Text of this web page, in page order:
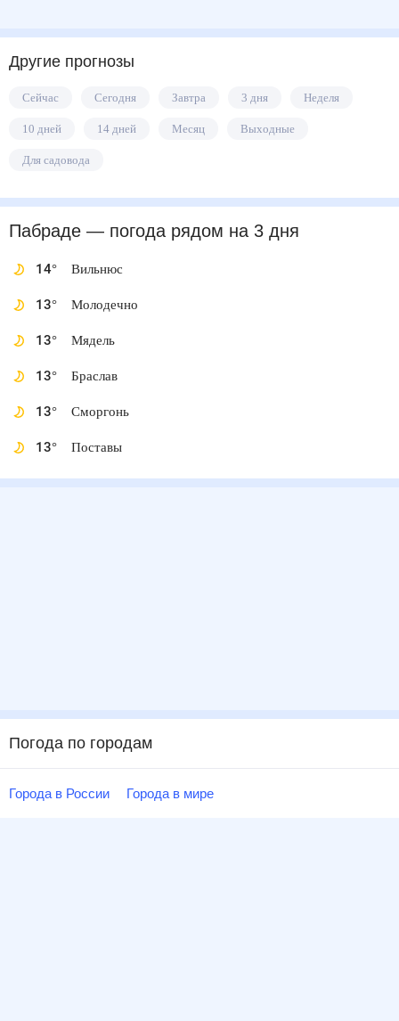
Другие прогнозы
Сейчас Сегодня Завтра 3 дня Неделя
10 дней 14 дней Месяц Выходные
Для садовода
Пабраде — погода рядом на 3 дня
14° Вильнюс
13° Молодечно
13° Мядель
13° Браслав
13° Сморгонь
13° Поставы
Погода по городам
Города в России Города в мире